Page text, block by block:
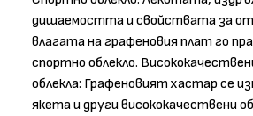
дишаемостта и свойствата за
влагата на графеновия плат го
спортно облекло.
облекла: Графеновият хастар се
якета и други висококачествени